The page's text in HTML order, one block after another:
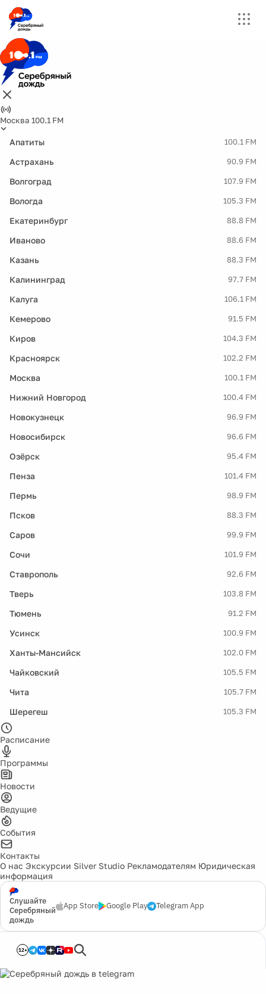
Москва 100.1 FM
Апатиты 100.1 FM
Астрахань 90.9 FM
Волгоград 107.9 FM
Вологда 105.3 FM
Екатеринбург 88.8 FM
Иваново 88.6 FM
Казань 88.3 FM
Калининград 97.7 FM
Калуга 106.1 FM
Кемерово 91.5 FM
Киров 104.3 FM
Красноярск 102.2 FM
Москва 100.1 FM
Нижний Новгород 100.4 FM
Новокузнецк 96.9 FM
Новосибирск 96.6 FM
Озёрск 95.4 FM
Пенза 101.4 FM
Пермь 98.9 FM
Псков 88.3 FM
Саров 99.9 FM
Сочи 101.9 FM
Ставрополь 92.6 FM
Тверь 103.8 FM
Тюмень 91.2 FM
Усинск 100.9 FM
Ханты-Мансийск 102.0 FM
Чайковский 105.5 FM
Чита 105.7 FM
Шерегеш 105.3 FM
Расписание
Программы
Новости
Ведущие
События
Контакты
О нас Экскурсии Silver Studio Рекламодателям Юридическая
информация
Слушайте
Серебряный
дождь
App Store Google Play Telegram App
12+